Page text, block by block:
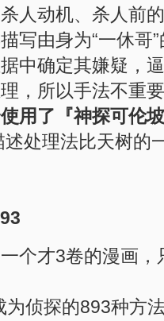
人动机、杀人前
写由身为“一休哥
中确定其嫌疑，
，所以手法不重
用了『神探可伦
述处理法比天树的
个才3卷的漫画
为侦探的893种方